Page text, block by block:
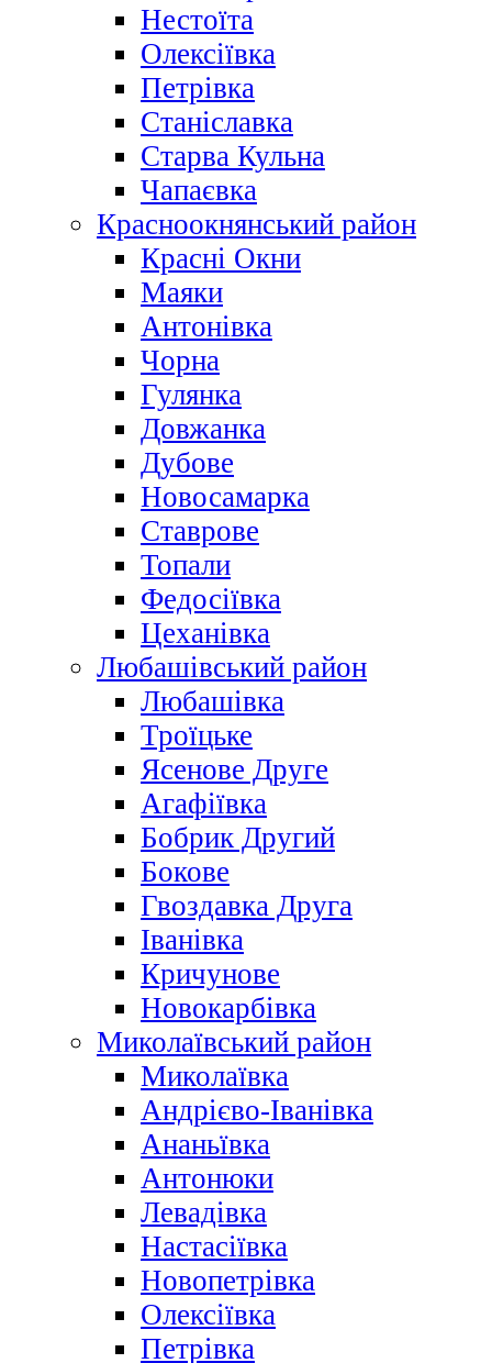
Нестоїта
Олексіївка
Петрівка
Станіславка
Старва Кульна
Чапаєвка
Красноокнянський район
Красні Окни
Маяки
Антонівка
Чорна
Гулянка
Довжанка
Дубове
Новосамарка
Ставрове
Топали
Федосіївка
Цеханівка
Любашівський район
Любашівка
Троїцьке
Ясенове Друге
Агафіївка
Бобрик Другий
Бокове
Гвоздавка Друга
Іванівка
Кричунове
Новокарбівка
Миколаївський район
Миколаївка
Андрієво-Іванівка
Ананьївка
Антонюки
Левадівка
Настасіївка
Новопетрівка
Олексіївка
Петрівка